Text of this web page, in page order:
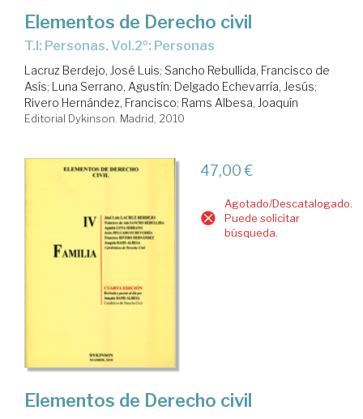
Elementos de Derecho civil
T.I: Personas. Vol.2º: Personas
Lacruz Berdejo, José Luis; Sancho Rebullida, Francisco de
Asís; Luna Serrano, Agustín; Delgado Echevarría, Jesús;
Rivero Hernández, Francisco; Rams Albesa, Joaquín
Editorial Dykinson. Madrid, 2010
47,00 €
Agotado/Descatalogado.
Puede solicitar
búsqueda.
Elementos de Derecho civil